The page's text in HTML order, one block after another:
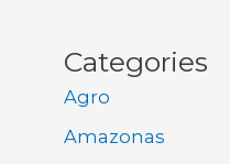
Categories
Agro
Amazonas